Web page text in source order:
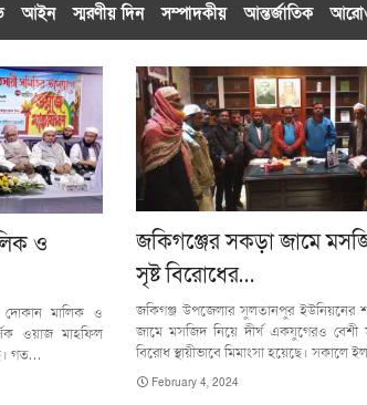
আইন স্মরণীয় দিন সম্পাদকীয় আন্তর্জাতিক
ও
দোকান মালিক ও
ওয়াজ মাহফিল
গত…
জকিগঞ্জের সকড়া জামে
সৃষ্ট বিরোধের…
জকিগঞ্জ উপজেলার সুলতানপুর ইউনিয়নের
জামে মসজিদ নিয়ে দীর্ঘ একযুগেরও বেশী
বিরোধ স্থায়ীভাবে মিমাংসা হয়েছে। সকালে
February 4, 2024